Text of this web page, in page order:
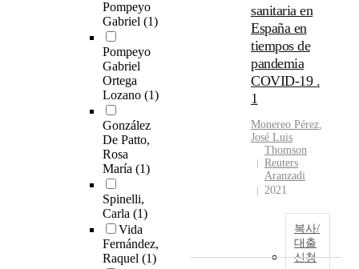
Pompeyo
Gabriel (1)
Pompeyo
Gabriel
Ortega
Lozano (1)
González
De Patto,
Rosa
María (1)
Spinelli,
Carla (1)
Vida
Fernández,
Raquel (1)
sanitaria en
España en
tiempos de
pandemia
COVID-19 .
1
Monereo Pérez,
José Luis
Thomson
Reuters
Aranzadi
2021
복사/
대출
신청